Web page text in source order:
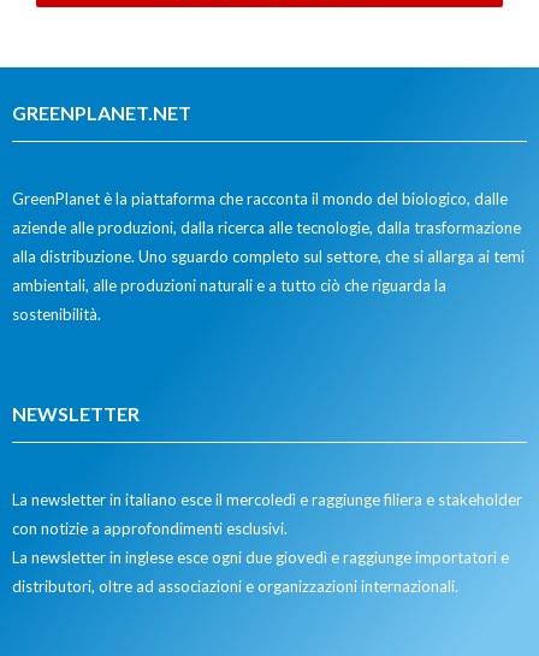
GREENPLANET.NET
GreenPlanet è la piattaforma che racconta il mondo del biologico, dalle
aziende alle produzioni, dalla ricerca alle tecnologie, dalla trasformazione
alla distribuzione. Uno sguardo completo sul settore, che si allarga ai temi
ambientali, alle produzioni naturali e a tutto ciò che riguarda la
sostenibilità.
NEWSLETTER
La newsletter in italiano esce il mercoledì e raggiunge filiera e stakeholder
con notizie a approfondimenti esclusivi.
La newsletter in inglese esce ogni due giovedì e raggiunge importatori e
distributori, oltre ad associazioni e organizzazioni internazionali.